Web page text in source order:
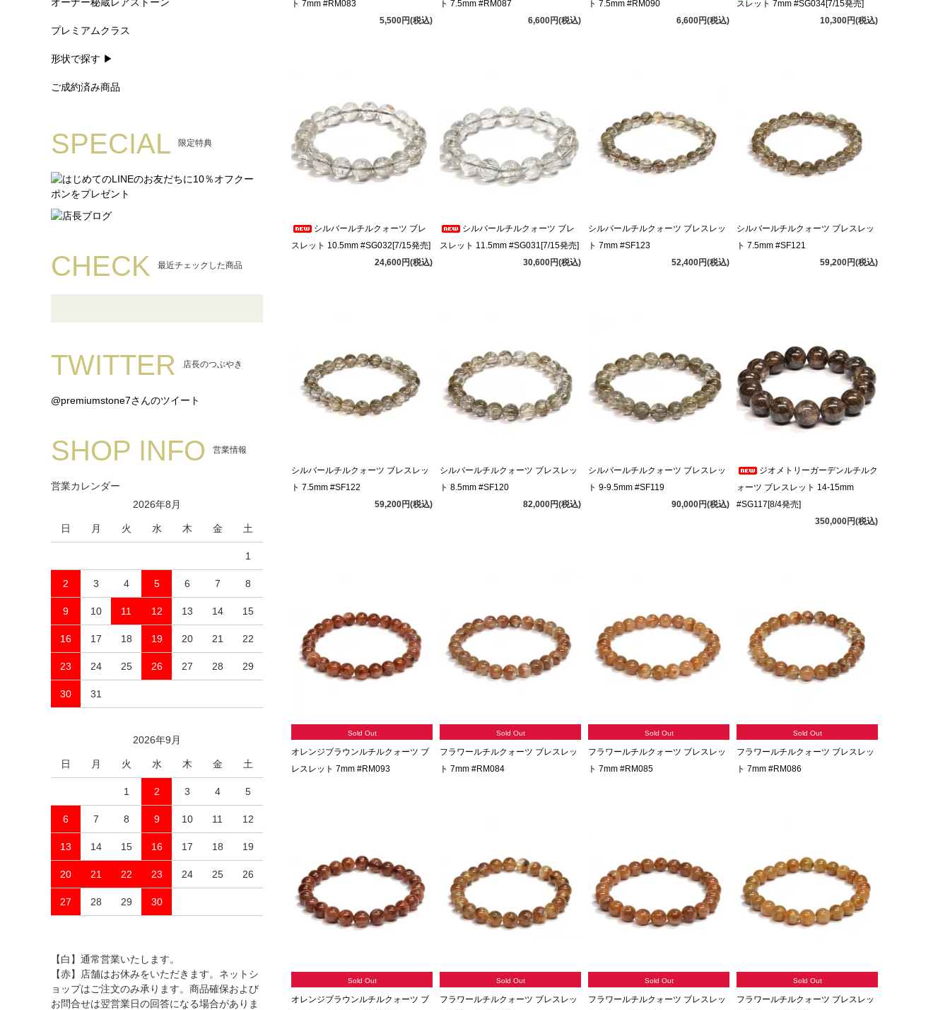
プレミアムクラス
形状で探す ▶
ご成約済み商品
SPECIAL 限定特典
CHECK 最近チェックした商品
TWITTER 店長のつぶやき
@premiumstone7さんのツイート
SHOP INFO 営業情報
営業カレンダー
2026年8月
日 月 火 水 木 金 土
1
2 3 4 5 6 7 8
9 10 11 12 13 14 15
16 17 18 19 20 21 22
23 24 25 26 27 28 29
30 31
2026年9月
日 月 火 水 木 金 土
1 2 3 4 5
6 7 8 9 10 11 12
13 14 15 16 17 18 19
20 21 22 23 24 25 26
27 28 29 30
【白】通常営業いたします。
【赤】店舗はお休みをいただきます。ネットシ
ョップはご注文のみ承ります。商品確保および
お問合せは翌営業日の回答になる場合がありま
ト 7mm #RM083
5,500円(税込)
ト 7.5mm #RM087
6,600円(税込)
ト 7.5mm #RM090
6,600円(税込)
スレット 7mm #SG034[7/15発売]
10,300円(税込)
シルバールチルクォーツ ブレ
スレット 10.5mm #SG032[7/15発売]
24,600円(税込)
シルバールチルクォーツ ブレ
スレット 11.5mm #SG031[7/15発売]
30,600円(税込)
シルバールチルクォーツ ブレスレッ
ト 7mm #SF123
52,400円(税込)
シルバールチルクォーツ ブレスレッ
ト 7.5mm #SF121
59,200円(税込)
シルバールチルクォーツ ブレスレッ
ト 7.5mm #SF122
59,200円(税込)
シルバールチルクォーツ ブレスレッ
ト 8.5mm #SF120
82,000円(税込)
シルバールチルクォーツ ブレスレッ
ト 9-9.5mm #SF119
90,000円(税込)
ジオメトリーガーデンルチルク
ォーツ ブレスレット 14-15mm
#SG117[8/4発売]
350,000円(税込)
Sold Out
オレンジブラウンルチルクォーツ ブ
レスレット 7mm #RM093
Sold Out
フラワールチルクォーツ ブレスレッ
ト 7mm #RM084
Sold Out
フラワールチルクォーツ ブレスレッ
ト 7mm #RM085
Sold Out
フラワールチルクォーツ ブレスレッ
ト 7mm #RM086
Sold Out
オレンジブラウンルチルクォーツ ブ
Sold Out
フラワールチルクォーツ ブレスレッ
Sold Out
フラワールチルクォーツ ブレスレッ
Sold Out
フラワールチルクォーツ ブレスレッ